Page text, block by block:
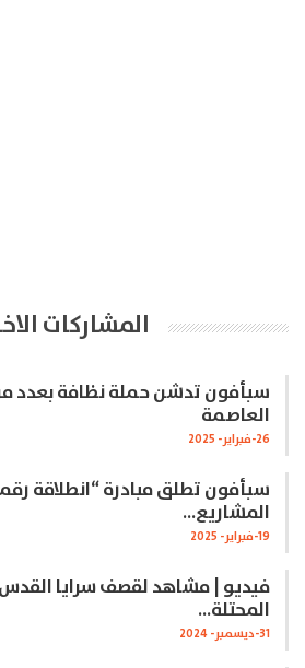
المشاركات
سبأفون تدشن حملة نظافة بعدد
العاصمة
26-فبراير- 2025
سبأفون تطلق مبادرة “انطلاقة
المشاريع…
19-فبراير- 2025
فيديو | مشاهد لقصف سرايا
المحتلة…
31-ديسمبر- 2024